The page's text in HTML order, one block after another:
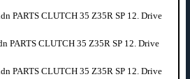
PARTS CLUTCH 35 Z35R SP 12. Drive
PARTS CLUTCH 35 Z35R SP 12. Drive
PARTS CLUTCH 35 Z35R SP 12. Drive